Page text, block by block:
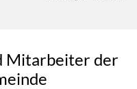
Mitarbeiter der